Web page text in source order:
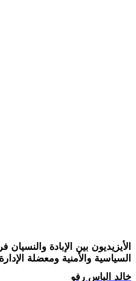
الأيزيديون بين الإبادة
السياسية والأمنية ومعضلة الإدارة
خالد الياس رفو